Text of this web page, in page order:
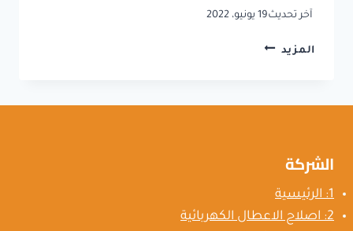
آخر تحديث19 يونيو، 2022
المزيد شركة
الشركة
1: الرئيسية
2: اصلاح الاعطال الكهربائية